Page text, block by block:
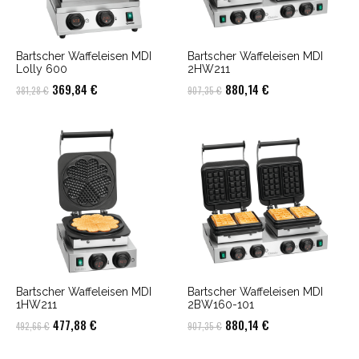
Bartscher Waffeleisen MDI
Lolly 600
381,28€ Ursprünglicher
war:
381,28 €
369,84 €
ist:
369,84 €.
Bartscher Waffeleisen MDI
2HW211
907,35€ Ursprünglicher
907,35 €
880,14 €
880,14 €.
Bartscher Waffeleisen MDI
1HW211
492,66€ Ursprünglicher
477,88 €
Bartscher Waffeleisen MDI
2BW160-101
907,35€ Ursprünglicher
880,14 €